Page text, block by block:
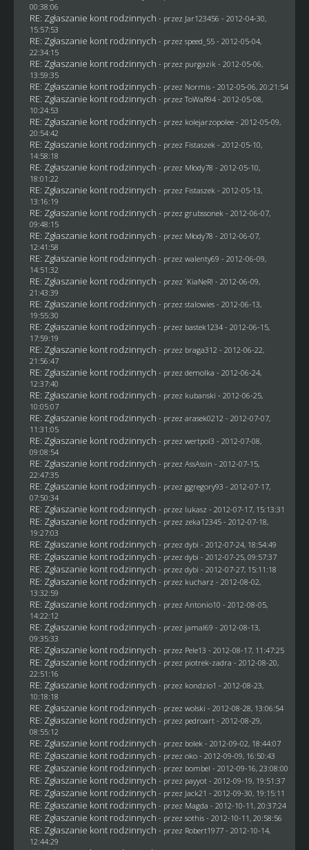
00:38:06
RE: Zgłaszanie kont rodzinnych - przez Jar123456 - 2012-04-30,
15:57:53
RE: Zgłaszanie kont rodzinnych - przez speed_55 - 2012-05-04,
22:34:15
RE: Zgłaszanie kont rodzinnych - przez purgazik- 2012-05-06,
13:59:35
RE: Zgłaszanie kont rodzinnych - przez Normis- 2012-05-06, 20:21:54
RE: Zgłaszanie kont rodzinnych - przezToWaR94- 2012-05-08,
10:24:53
RE: Zgłaszanie kont rodzinnych - przez kolejarzopolee- 2012-05-09,
20:54:42
RE: Zgłaszanie kont rodzinnych - przez Fistaszek- 2012-05-10,
14:58:18
RE: Zgłaszanie kont rodzinnych - przez Młody78 - 2012-05-10,
18:01:22
RE: Zgłaszanie kont rodzinnych - przez Fistaszek- 2012-05-13,
13:16:19
RE: Zgłaszanie kont rodzinnych - przez grubssonek- 2012-06-07,
09:48:15
RE: Zgłaszanie kont rodzinnych - przez Młody78 - 2012-06-07,
12:41:58
RE: Zgłaszanie kont rodzinnych - przez walenty69 - 2012-06-09,
14:51:32
RE: Zgłaszanie kont rodzinnych - przez `KiaNeR! - 2012-06-09,
21:43:39
RE: Zgłaszanie kont rodzinnych - przez stalowies- 2012-06-13,
19:55:30
RE: Zgłaszanie kont rodzinnych - przez bastek1234- 2012-06-15,
17:59:19
RE: Zgłaszanie kont rodzinnych - przez braga312 - 2012-06-22,
21:56:47
RE: Zgłaszanie kont rodzinnych - przez demolka - 2012-06-24,
12:37:40
RE: Zgłaszanie kont rodzinnych - przez kubanski - 2012-06-25,
10:05:07
RE: Zgłaszanie kont rodzinnych - przez arasek0212 - 2012-07-07,
11:31:05
RE: Zgłaszanie kont rodzinnych - przez wertpol3 - 2012-07-08,
09:08:54
RE: Zgłaszanie kont rodzinnych - przez AssAssin - 2012-07-15,
22:47:35
RE: Zgłaszanie kont rodzinnych - przez ggregory93 - 2012-07-17,
07:50:34
RE: Zgłaszanie kont rodzinnych - przez lukasz - 2012-07-17, 15:13:31
RE: Zgłaszanie kont rodzinnych - przez zeka12345- 2012-07-18,
19:27:03
RE: Zgłaszanie kont rodzinnych - przez dybi - 2012-07-24, 18:54:49
RE: Zgłaszanie kont rodzinnych - przez dybi - 2012-07-25, 09:57:37
RE: Zgłaszanie kont rodzinnych - przez dybi - 2012-07-27, 15:11:18
RE: Zgłaszanie kont rodzinnych - przez kucharz - 2012-08-02,
13:32:59
RE: Zgłaszanie kont rodzinnych - przez Antonio10 - 2012-08-05,
14:22:12
RE: Zgłaszanie kont rodzinnych - przez jamal69 - 2012-08-13,
09:35:33
RE: Zgłaszanie kont rodzinnych - przez Pele13 - 2012-08-17, 11:47:25
RE: Zgłaszanie kont rodzinnych - przez piotrek-zadra - 2012-08-20,
22:51:16
RE: Zgłaszanie kont rodzinnych - przez kondzio1 - 2012-08-23,
10:18:18
RE: Zgłaszanie kont rodzinnych - przez wolski - 2012-08-28, 13:06:54
RE: Zgłaszanie kont rodzinnych - przez pedroart- 2012-08-29,
08:55:12
RE: Zgłaszanie kont rodzinnych - przez bolek- 2012-09-02, 18:44:07
RE: Zgłaszanie kont rodzinnych - przez oko- 2012-09-09, 16:50:43
RE: Zgłaszanie kont rodzinnych - przez bombel - 2012-09-16, 23:08:00
RE: Zgłaszanie kont rodzinnych - przez payyot- 2012-09-19, 19:51:37
RE: Zgłaszanie kont rodzinnych - przez Jack21 - 2012-09-30, 19:15:11
RE: Zgłaszanie kont rodzinnych - przez Magda - 2012-10-11, 20:37:24
RE: Zgłaszanie kont rodzinnych - przez sothis- 2012-10-11, 20:58:56
RE: Zgłaszanie kont rodzinnych - przez Robert1977- 2012-10-14,
12:44:29